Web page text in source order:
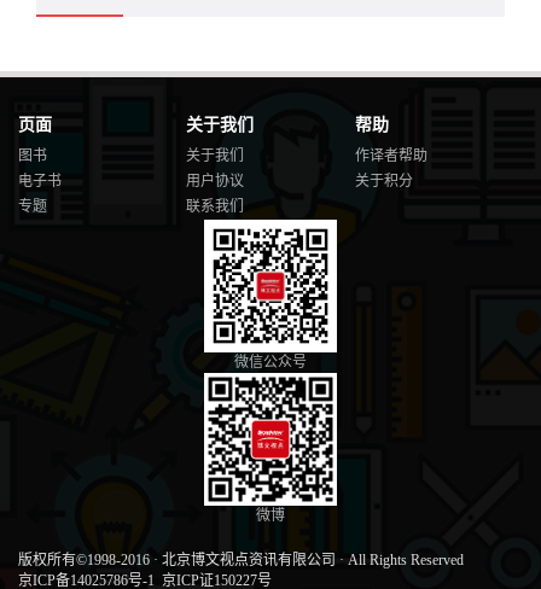
页面
图书
电子书
专题
关于我们
关于我们
用户协议
联系我们
帮助
作译者帮助
关于积分
微信公众号
微博
版权所有©1998-2016 · 北京博文视点资讯有限公司 · All Rights Reserved
京ICP备14025786号-1 京ICP证150227号